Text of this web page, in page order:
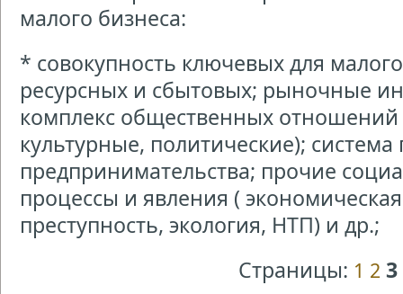
малого бизнеса:
* совокупность ключевых для
ресурсных и сбытовых; рыночные
комплекс общественных
культурные, политические);
предпринимательства; прочие
процессы и явления (
преступность, экология, НТП) и др.;
Страницы: 1 2 3